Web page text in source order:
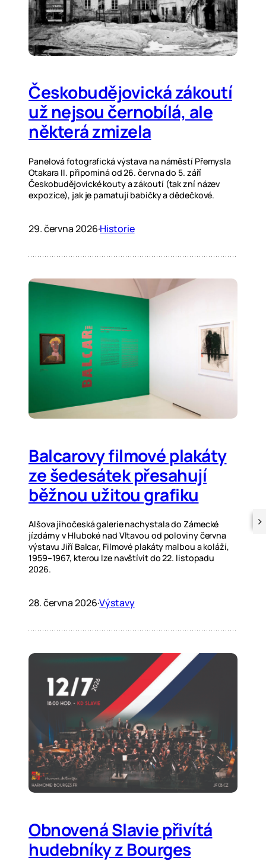
Českobudějovická zákoutí
už nejsou černobílá, ale
některá zmizela
Panelová fotografická výstava na náměstí Přemysla
Otakara II. připomíná od 26. června do 5. září
Českobudějovické kouty a zákoutí (tak zní název
expozice), jak je pamatují babičky a dědečkové.
29. června 2026·Historie
Balcarovy filmové plakáty
ze šedesátek přesahují
běžnou užitou grafiku
Alšova jihočeská galerie nachystala do Zámecké
jízdárny v Hluboké nad Vltavou od poloviny června
výstavu Jiří Balcar, Filmové plakáty malbou a koláží,
1959–1967, kterou lze navštívit do 22. listopadu
2026.
28. června 2026·Výstavy
Obnovená Slavie přivítá
hudebníky z Bourges